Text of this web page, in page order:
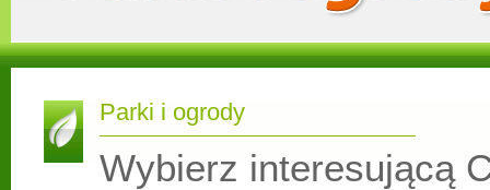
Parki i ogrody
Wybierz interesującą